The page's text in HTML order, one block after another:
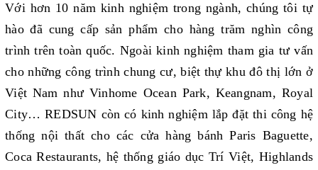
Với hơn 10 năm kinh nghiệm trong ngành, chúng tôi tự
hào đã cung cấp sản phẩm cho hàng trăm nghìn công
trình trên toàn quốc. Ngoài kinh nghiệm tham gia tư vấn
cho những công trình chung cư, biệt thự khu đô thị lớn ở
Việt Nam như Vinhome Ocean Park, Keangnam, Royal
City… REDSUN còn có kinh nghiệm lắp đặt thi công hệ
thống nội thất cho các cửa hàng bánh Paris Baguette,
Coca Restaurants, hệ thống giáo dục Trí Việt, Highlands